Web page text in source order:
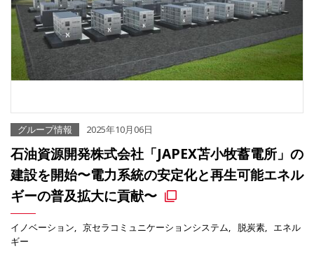
グループ情報 2025年10月06日
石油資源開発株式会社「JAPEX苫小牧蓄電所」の
建設を開始〜電力系統の安定化と再生可能エネル
ギーの普及拡大に貢献〜
イノベーション 京セラコミュニケーションシステム 脱炭素
エネル
ギー